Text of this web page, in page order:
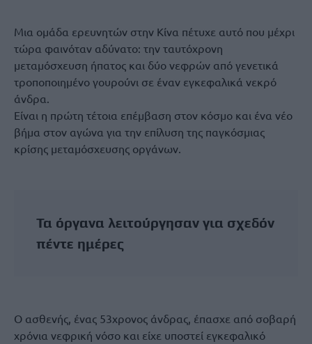
Μια ομάδα ερευνητών στην Κίνα πέτυχε αυτό που μέχρι
τώρα φαινόταν αδύνατο: την ταυτόχρονη
μεταμόσχευση ήπατος και δύο νεφρών από γενετικά
τροποποιημένο γουρούνι σε έναν εγκεφαλικά νεκρό
άνδρα.
Είναι η πρώτη τέτοια επέμβαση στον κόσμο και ένα νέο
βήμα στον αγώνα για την επίλυση της παγκόσμιας
κρίσης μεταμόσχευσης οργάνων.
Τα όργανα λειτούργησαν για σχεδόν
πέντε ημέρες
Ο ασθενής, ένας 53χρονος άνδρας, έπασχε από σοβαρή
χρόνια νεφρική νόσο και είχε υποστεί εγκεφαλικό